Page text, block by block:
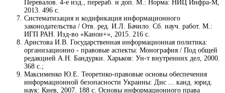
Перевалов. 4-e изд., перераб. и доп. М.: Норма: НИЦ Инфра-М,
2013. 496 с.
Систематизация и кодификация информационного
законодательства / Отв. ред. И.Л. Бачило. Сб. науч. работ. М.:
ИГП РАН. Изд-во «Канон+», 2015. 216 с.
Аристова И.В. Государственная информационная политика:
организационно - правовые аспекты: Монография / Под общей
редакцией А.Н. Бандурки. Харьков: Ун-т внутренних дел, 2000.
368 с.;
Максименко Ю.Е. Теоретико-правовые основы обеспечения
информационной безопасности Украины: Дис ... канд. юрид.
наук: Киев, 2007. 188 с. Основы информационного права